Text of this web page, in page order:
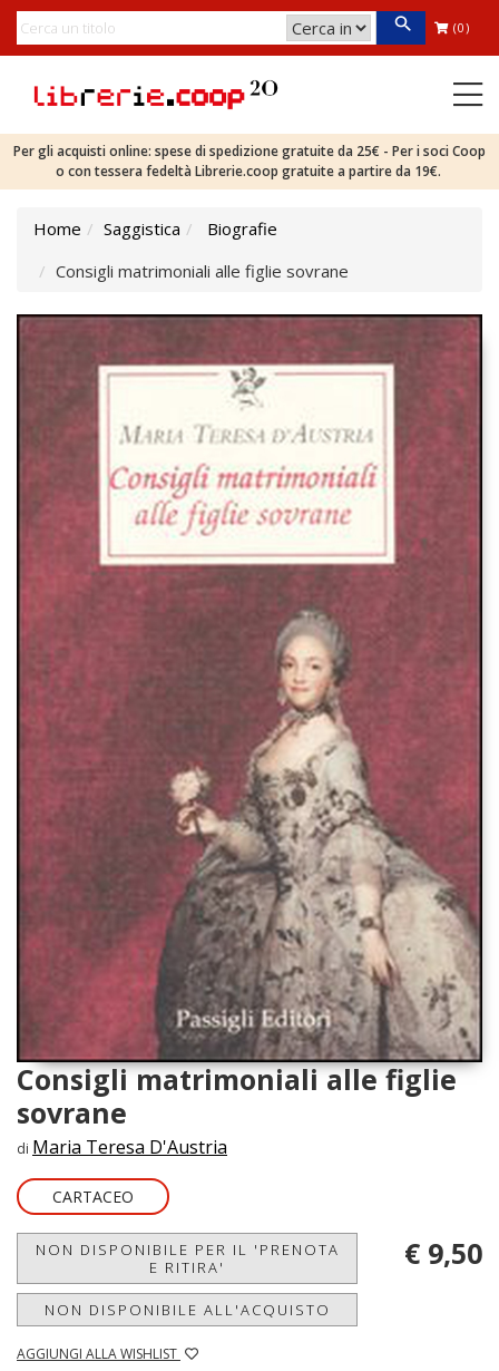
(0)
Per gli acquisti online: spese di spedizione gratuite da 25€ - Per i soci Coop
o con tessera fedeltà Librerie.coop gratuite a partire da 19€.
Home Saggistica
Biografie
Consigli matrimoniali alle figlie sovrane
Consigli matrimoniali alle figlie
sovrane
di Maria Teresa D'Austria
CARTACEO
NON DISPONIBILE PER IL 'PRENOTA
E RITIRA'
NON DISPONIBILE ALL'ACQUISTO
AGGIUNGI ALLA WISHLIST
€ 9,50